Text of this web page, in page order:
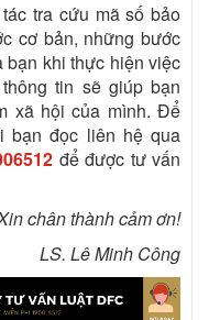
tra cứu mã số bảo
cơ bản, những bước
bạn khi thực hiện việc
tin sẽ giúp bạn
xã hội của mình. Để
bạn đọc liên hệ qua
để được tư vấn
chân thành cảm ơn!
LS. Lê Minh Công